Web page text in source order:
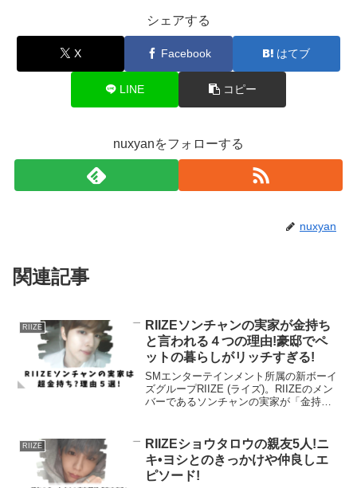
シェアする
X Facebook はてブ
LINE コピー
nuxyanをフォローする
nuxyan
関連記事
RIIZE
RIIZEソンチャンの実家が金持ち
と言われる４つの理由!豪邸でペ
ットの暮らしがリッチすぎる!
SMエンターテインメント所属の新ボーイ
ズグループRIIZE (ライズ)。RIIZEのメン
バーであるソンチャンの実家が「金持ち
チャンの実家が金持ちと言われる４つの
理由...
RIIZE
RIIZEショウタロウの親友5人!ニ
キ•ヨシとのきっかけや仲良しエ
ピソード!